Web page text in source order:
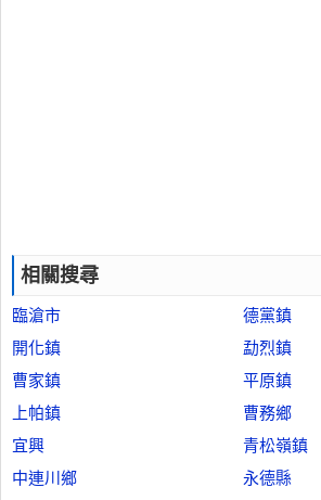
相關搜尋
臨滄市
德黨鎮
開化鎮
勐烈鎮
曹家鎮
平原鎮
上帕鎮
曹務鄉
宜興
青松嶺鎮
中連川鄉
永德縣